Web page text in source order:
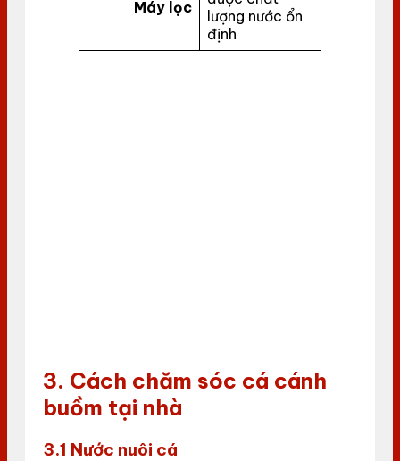
Máy lọc
lượng nước ổn
định
3. Cách chăm sóc cá cánh
buồm tại nhà
3.1 Nước nuôi cá